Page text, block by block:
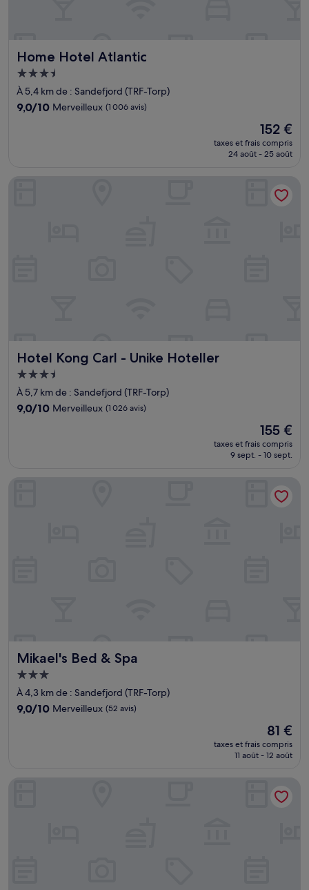
Home Hotel Atlantic
Home Hotel Atlantic
Hébergement
3.5 étoiles
À 5,4 km de : Sandefjord (TRF-Torp)
9.0
9,0/10 Merveilleux (1 006 avis)
Le
nouveau
prix
de
152 €
152 €
taxes et frais compris
24 août - 25 août
Hotel Kong Carl - Unike Hoteller
Hotel Kong Carl - Unike Hoteller
Hébergement
3.5 étoiles
À 5,7 km de : Sandefjord (TRF-Torp)
9.0
9,0/10 Merveilleux (1 026 avis)
Le
nouveau
prix
155 €
155 €
taxes et frais compris
9 sept. - 10 sept.
Mikael's Bed & Spa
Mikael's Bed & Spa
Hébergement
3.0 étoiles
À 4,3 km de : Sandefjord (TRF-Torp)
9.0
9,0/10 Merveilleux (52 avis)
Le
nouveau
prix
81 €
81 €
taxes et frais compris
11 août - 12 août
Mikael's Bed & Spa